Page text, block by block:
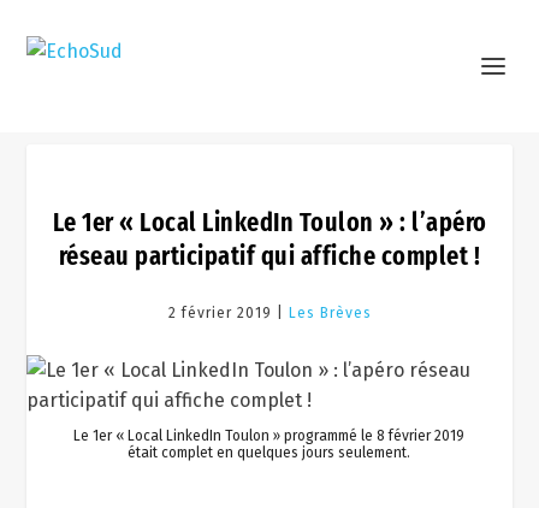
Le 1er « Local LinkedIn Toulon » : l’apéro
réseau participatif qui affiche complet !
2 février 2019 | Les Brèves
Le 1er « Local LinkedIn Toulon » programmé le 8 février 2019
était complet en quelques jours seulement.